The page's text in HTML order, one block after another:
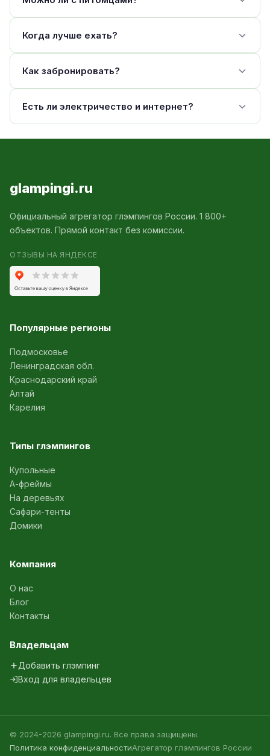
Когда лучше ехать?
Как забронировать?
Есть ли электричество и интернет?
glampingi.ru
Официальный агрегатор глэмпингов России. 1 800+
объектов. Прямой контакт без комиссии.
ОТЗЫВЫ НА ЯНДЕКСЕ
Популярные регионы
Подмосковье
Ленинградская обл.
Краснодарский край
Алтай
Карелия
Типы глэмпингов
Купольные
А-фреймы
На деревьях
Сафари-тенты
Домики
Компания
О нас
Блог
Контакты
Владельцам
Добавить глэмпинг
Вход для владельцев
© 2024-2026 glampingi.ru. Все права защищены.
Политика конфиденциальностиАгрегатор глэмпингов России